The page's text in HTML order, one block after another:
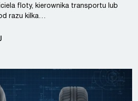
floty, kierownika transportu lub
razu kilka…